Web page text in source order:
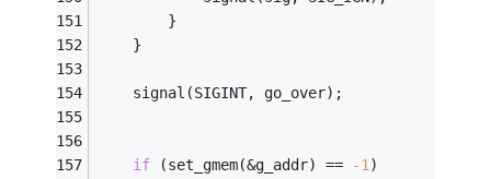
		}
	}
	signal(SIGINT, go_over);
if (set_gmem(&g_addr) == -1)